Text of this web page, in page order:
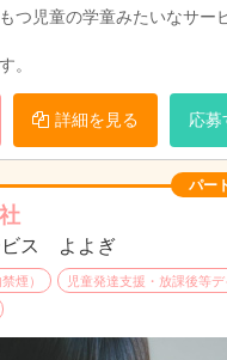
つ児童の学童みたいなサー
。
詳細を見る 応募
パー
ビス よよぎ
煙）
児童発達支援・放課後等